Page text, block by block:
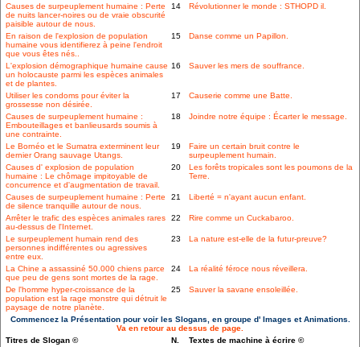
Causes de surpeuplement humaine : Perte
de nuits lancer-noires ou de vraie obscurité
paisible autour de nous.
14 Révolutionner le monde : STHOPD il.
En raison de l'explosion de population
humaine vous identifierez à peine l'endroit
que vous êtes nés..
15 Danse comme un Papillon.
L'explosion démographique humaine cause
un holocauste parmi les espèces animales
et de plantes.
16 Sauver les mers de souffrance.
Utiliser les condoms pour éviter la
grossesse non désirée.
17 Causerie comme une Batte.
Causes de surpeuplement humaine :
Embouteillages et banlieusards soumis à
une contrainte.
18 Joindre notre équipe : Écarter le message.
Le Bornéo et le Sumatra exterminent leur
dernier Orang sauvage Utangs.
19
Faire un certain bruit contre le
surpeuplement humain.
Causes d' explosion de population
humaine : Le chômage impitoyable de
concurrence et d'augmentation de travail.
20
Les forêts tropicales sont les poumons de la
Terre.
Causes de surpeuplement humaine : Perte
de silence tranquille autour de nous.
21 Liberté = n'ayant aucun enfant.
Arrêter le trafic des espèces animales rares
au-dessus de l'Internet.
22 Rire comme un Cuckabaroo.
Le surpeuplement humain rend des
personnes indifférentes ou agressives
entre eux.
23 La nature est-elle de la futur-preuve?
La Chine a assassiné 50.000 chiens parce
que peu de gens sont mortes de la rage.
24 La réalité féroce nous réveillera.
De l'homme hyper-croissance de la
population est la rage monstre qui détruit le
paysage de notre planète.
25 Sauver la savane ensoleillée.
Commencez la Présentation pour voir les Slogans, en groupe d' Images et Animations.
Va en retour au dessus de page.
Titres de Slogan ©
N.
Textes de machine à écrire ©